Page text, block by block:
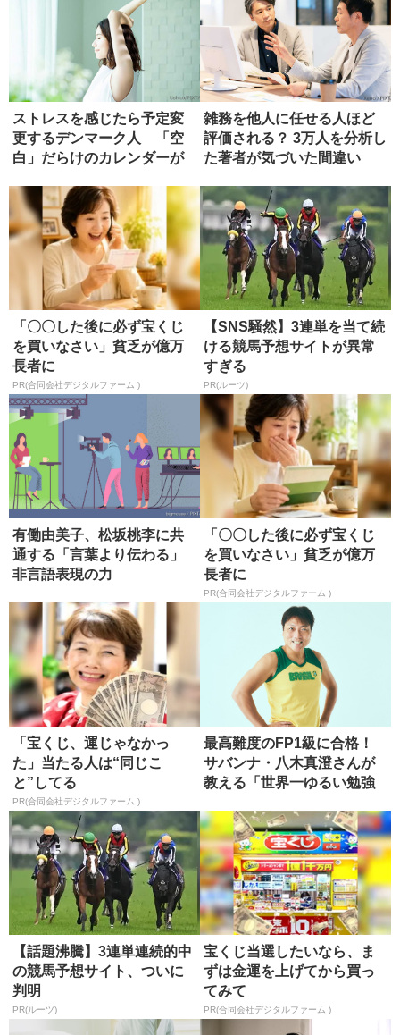
ストレスを感じたら予定変
更するデンマーク人 「空
白」だらけのカレンダーが
雑務を他人に任せる人ほど
評価される？ 3万人を分析し
た著者が気づいた間違い
「〇〇した後に必ず宝くじ
を買いなさい」貧乏が億万
長者に
PR(合同会社デジタルファーム )
【SNS騒然】3連単を当て続
ける競馬予想サイトが異常
すぎる
PR(ルーツ)
有働由美子、松坂桃李に共
通する「言葉より伝わる」
非言語表現の力
「〇〇した後に必ず宝くじ
を買いなさい」貧乏が億万
長者に
PR(合同会社デジタルファーム )
「宝くじ、運じゃなかっ
た」当たる人は“同じこ
と”してる
PR(合同会社デジタルファーム )
最高難度のFP1級に合格！
サバンナ・八木真澄さんが
教える「世界一ゆるい勉強
【話題沸騰】3連単連続的中
の競馬予想サイト、ついに
判明
PR(ルーツ)
宝くじ当選したいなら、ま
ずは金運を上げてから買っ
てみて
PR(合同会社デジタルファーム )